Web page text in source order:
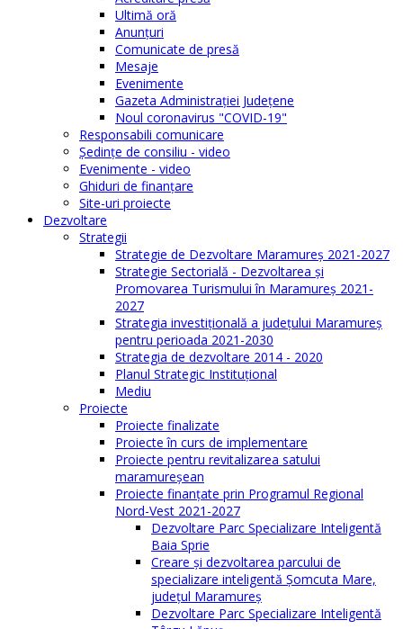
Ultimă oră
Anunţuri
Comunicate de presă
Mesaje
Evenimente
Gazeta Administraţiei Judeţene
Noul coronavirus "COVID-19"
Responsabili comunicare
Şedinţe de consiliu - video
Evenimente - video
Ghiduri de finanţare
Site-uri proiecte
Dezvoltare
Strategii
Strategie de Dezvoltare Maramureș 2021-2027
Strategie Sectorială - Dezvoltarea și
Promovarea Turismului în Maramureș 2021-
2027
Strategia investiţională a județului Maramureș
pentru perioada 2021-2030
Strategia de dezvoltare 2014 - 2020
Planul Strategic Instituţional
Mediu
Proiecte
Proiecte finalizate
Proiecte în curs de implementare
Proiecte pentru revitalizarea satului
maramureşean
Proiecte finanțate prin Programul Regional
Nord-Vest 2021-2027
Dezvoltare Parc Specializare Inteligentă
Baia Sprie
Creare și dezvoltarea parcului de
specializare inteligentă Șomcuta Mare,
județul Maramureș
Dezvoltare Parc Specializare Inteligentă